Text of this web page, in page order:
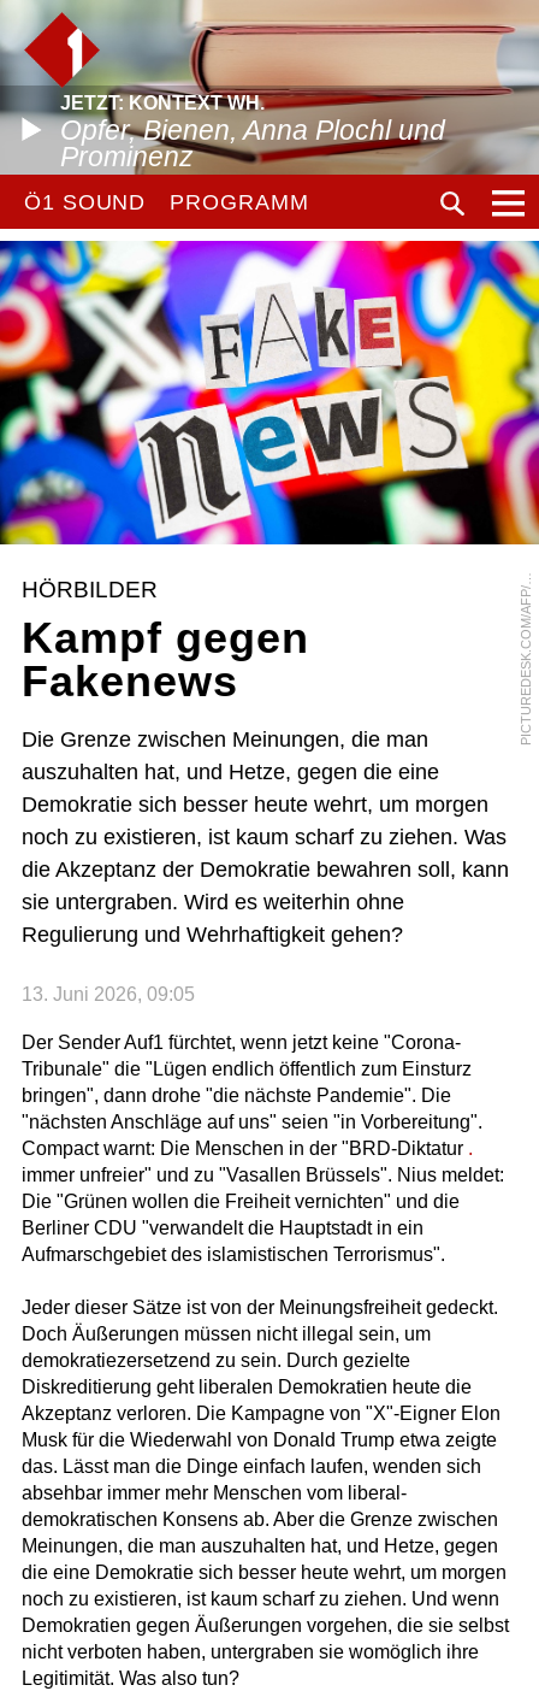
JETZT: KONTEXT WH.
Opfer, Bienen, Anna Plochl und
Prominenz
Ö1 SOUND PROGRAMM
P
I
C
T
U
R
E
D
E
S
K
.
C
O
M
/
A
F
P
/
S
E
B
A
S
T
I
E
N
B
O
Z
O
N
HÖRBILDER
Kampf gegen
Fakenews
Die Grenze zwischen Meinungen, die man
auszuhalten hat, und Hetze, gegen die eine
Demokratie sich besser heute wehrt, um morgen
noch zu existieren, ist kaum scharf zu ziehen. Was
die Akzeptanz der Demokratie bewahren soll, kann
sie untergraben. Wird es weiterhin ohne
Regulierung und Wehrhaftigkeit gehen?
13. Juni 2026, 09:05
Der Sender Auf1 fürchtet, wenn jetzt keine "Corona-
Tribunale" die "Lügen endlich öffentlich zum Einsturz
bringen", dann drohe "die nächste Pandemie". Die
"nächsten Anschläge auf uns" seien "in Vorbereitung".
Compact warnt: Die Menschen in der "BRD-Diktatur .
immer unfreier" und zu "Vasallen Brüssels". Nius meldet:
Die "Grünen wollen die Freiheit vernichten" und die
Berliner CDU "verwandelt die Hauptstadt in ein
Aufmarschgebiet des islamistischen Terrorismus".
Jeder dieser Sätze ist von der Meinungsfreiheit gedeckt.
Doch Äußerungen müssen nicht illegal sein, um
demokratiezersetzend zu sein. Durch gezielte
Diskreditierung geht liberalen Demokratien heute die
Akzeptanz verloren. Die Kampagne von "X"-Eigner Elon
Musk für die Wiederwahl von Donald Trump etwa zeigte
das. Lässt man die Dinge einfach laufen, wenden sich
absehbar immer mehr Menschen vom liberal-
demokratischen Konsens ab. Aber die Grenze zwischen
Meinungen, die man auszuhalten hat, und Hetze, gegen
die eine Demokratie sich besser heute wehrt, um morgen
noch zu existieren, ist kaum scharf zu ziehen. Und wenn
Demokratien gegen Äußerungen vorgehen, die sie selbst
nicht verboten haben, untergraben sie womöglich ihre
Legitimität. Was also tun?